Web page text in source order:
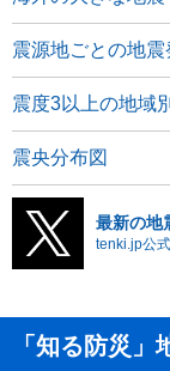
震源地ごとの地震
震度3以上の地域
震央分布図
最新の地
tenki.jp公
「知る防災」